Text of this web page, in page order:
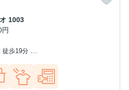
1003
徒歩19分